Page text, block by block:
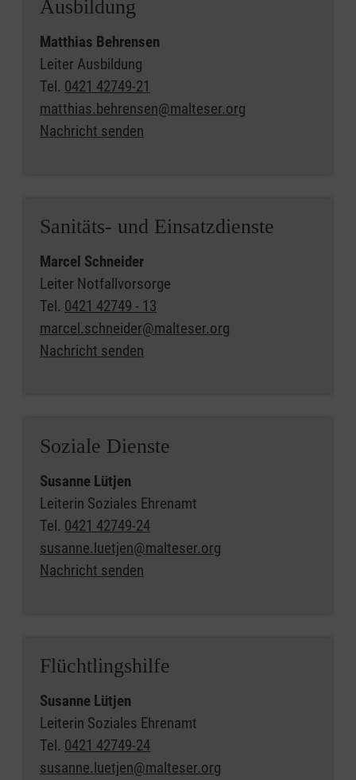
Ausbildung
Matthias Behrensen
Leiter Ausbildung
Tel. 0421 42749-21
matthias.behrensen@malteser.org
Nachricht senden
Sanitäts- und Einsatzdienste
Marcel Schneider
Leiter Notfallvorsorge
Tel. 0421 42749 - 13
marcel.schneider@malteser.org
Nachricht senden
Soziale Dienste
Susanne Lütjen
Leiterin Soziales Ehrenamt
Tel. 0421 42749-24
susanne.luetjen@malteser.org
Nachricht senden
Flüchtlingshilfe
Susanne Lütjen
Leiterin Soziales Ehrenamt
Tel. 0421 42749-24
susanne.luetjen@malteser.org